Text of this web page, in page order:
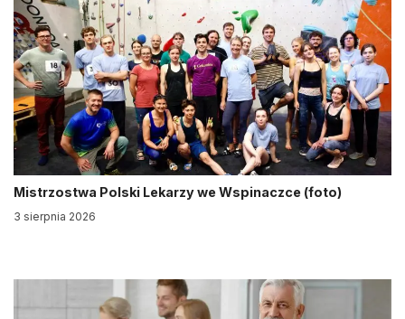
Mistrzostwa Polski Lekarzy we Wspinaczce (foto)
3 sierpnia 2026